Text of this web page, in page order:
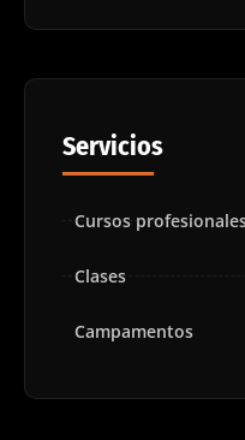
Servicios
Cursos
Clases
Campamentos